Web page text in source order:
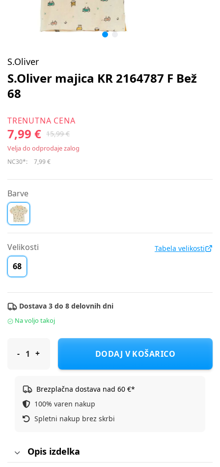
S.Oliver
S.Oliver majica KR 2164787 F Bež
68
TRENUTNA CENA
7,99 € 15,99 €
Velja do odprodaje zalog
NC30*: 7,99 €
Barve
Velikosti Tabela velikosti
68
Dostava 3 do 8 delovnih dni
Na voljo takoj
S.Oliver majica KR 2164787 F Bež 68
DODAJ V KOŠARICO
Brezplačna dostava nad 60 €*
100% varen nakup
Spletni nakup brez skrbi
Opis izdelka